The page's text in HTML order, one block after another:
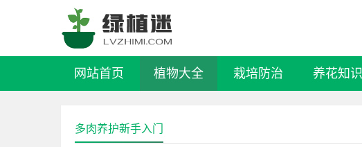
网站首页 植物大全 栽培防治 养花知识
多肉养护新手入门